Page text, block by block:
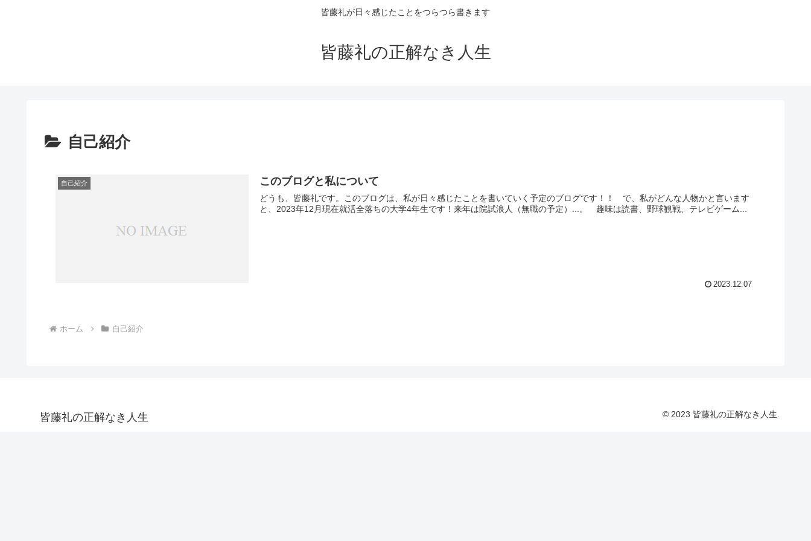
皆藤礼が日々感じたことをつらつら書きます
皆藤礼の正解なき人生
自己紹介
自己紹介 このブログと私について
どうも、皆藤礼です。このブログは、私が日々感じたことを書いていく予定のブログです！！ で、私がどんな人物かと言います
と、2023年12月現在就活全落ちの大学4年生です！来年は院試浪人（無職の予定）...。 趣味は読書、野球観戦、テレビゲーム...
2023.12.07
ホーム 自己紹介
皆藤礼の正解なき人生 © 2023 皆藤礼の正解なき人生.